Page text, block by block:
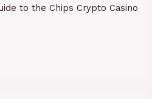
to the Chips Crypto Casino